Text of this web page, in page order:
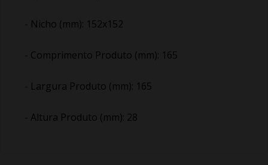
- Nicho (mm): 152x152
- Comprimento Produto (mm): 165
- Largura Produto (mm): 165
- Altura Produto (mm): 28